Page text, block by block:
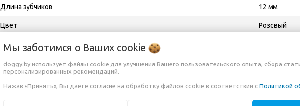
Длина зубчиков 12 мм
Цвет Розовый
Жёсткость
Производитель Poodle
ИП
Мы заботимся о Ваших cookie
doggy.by использует файлы cookie для улучшения Вашего пользовательского опыта, сбора
персонализированных рекомендаций.
Нажав «Принять», Вы даете согласие на обработку файлов cookie в соответствии с Политикой